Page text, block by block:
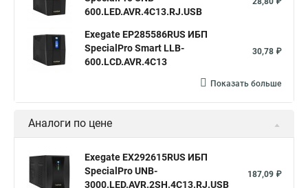
600.LED.AVR.4C13.RJ.USB
Exegate EP285586RUS ИБП
SpecialPro Smart LLB-
600.LCD.AVR.4C13
30,78 ₽
Показать больше
Аналоги по цене
Exegate EX292615RUS ИБП
SpecialPro UNB-
3000.LED.AVR.2SH.4C13.RJ.USB
187,09 ₽